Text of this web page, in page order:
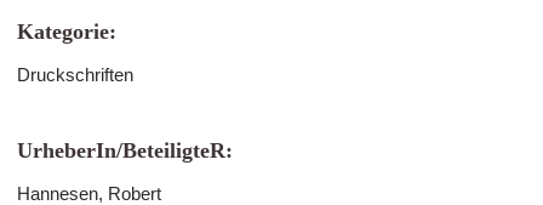
Kategorie:
Druckschriften
UrheberIn/BeteiligteR:
Hannesen, Robert